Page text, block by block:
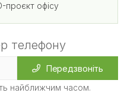
проєкт офісу
телефону
Передзвоніть
найближчим часом.